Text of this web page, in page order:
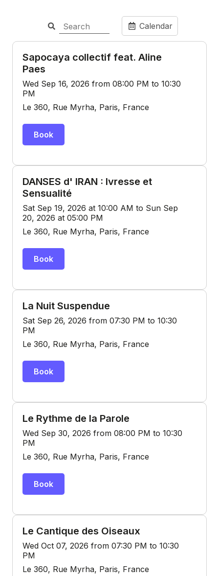
Calendar
Sapocaya collectif feat. Aline
Paes
Wed Sep 16, 2026 from 08:00 PM to 10:30
PM
Le 360, Rue Myrha, Paris, France
Book
DANSES d' IRAN : Ivresse et
Sensualité
Sat Sep 19, 2026 at 10:00 AM to Sun Sep
20, 2026 at 05:00 PM
Le 360, Rue Myrha, Paris, France
Book
La Nuit Suspendue
Sat Sep 26, 2026 from 07:30 PM to 10:30
PM
Le 360, Rue Myrha, Paris, France
Book
Le Rythme de la Parole
Wed Sep 30, 2026 from 08:00 PM to 10:30
PM
Le 360, Rue Myrha, Paris, France
Book
Le Cantique des Oiseaux
Wed Oct 07, 2026 from 07:30 PM to 10:30
PM
Le 360, Rue Myrha, Paris, France